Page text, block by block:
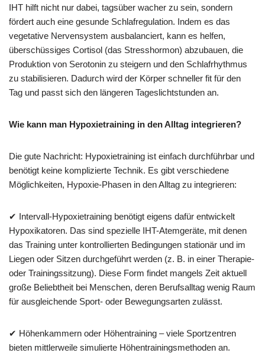
IHT hilft nicht nur dabei, tagsüber wacher zu sein, sondern
fördert auch eine gesunde Schlafregulation. Indem es das
vegetative Nervensystem ausbalanciert, kann es helfen,
überschüssiges Cortisol (das Stresshormon) abzubauen, die
Produktion von Serotonin zu steigern und den Schlafrhythmus
zu stabilisieren. Dadurch wird der Körper schneller fit für den
Tag und passt sich den längeren Tageslichtstunden an.
Wie kann man Hypoxietraining in den Alltag integrieren?
Die gute Nachricht: Hypoxietraining ist einfach durchführbar und
benötigt keine komplizierte Technik. Es gibt verschiedene
Möglichkeiten, Hypoxie-Phasen in den Alltag zu integrieren:
✔ Intervall-Hypoxietraining benötigt eigens dafür entwickelt
Hypoxikatoren. Das sind spezielle IHT-Atemgeräte, mit denen
das Training unter kontrollierten Bedingungen stationär und im
Liegen oder Sitzen durchgeführt werden (z. B. in einer Therapie-
oder Trainingssitzung). Diese Form findet mangels Zeit aktuell
große Beliebtheit bei Menschen, deren Berufsalltag wenig Raum
für ausgleichende Sport- oder Bewegungsarten zulässt.
✔ Höhenkammern oder Höhentraining – viele Sportzentren
bieten mittlerweile simulierte Höhentrainingsmethoden an.